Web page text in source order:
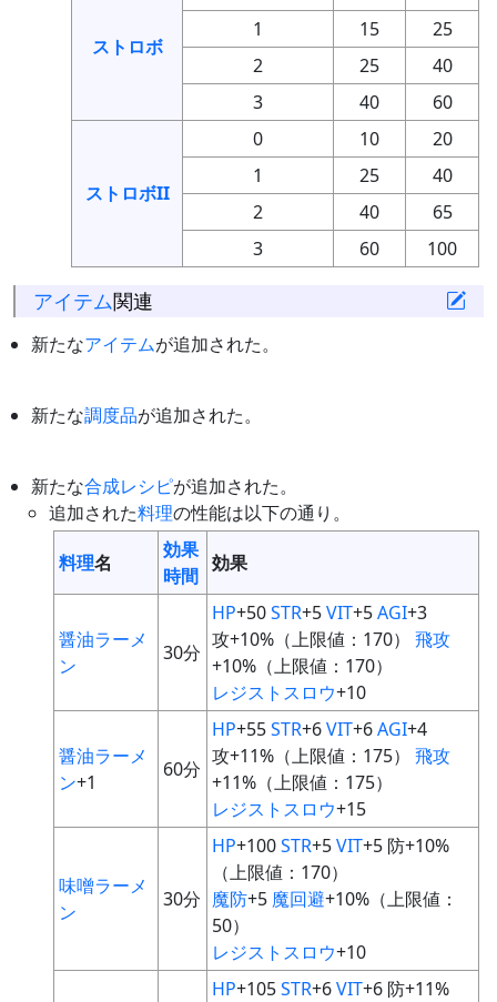
ストロボ
1
15
25
2
25
40
3
40 60
ストロボII
0 10
20
1
25
40
2
40
65
3
60 100
アイテム関連
新たなアイテムが追加された。
新たな調度品が追加された。
新たな合成レシピが追加された。
追加された料理の性能は以下の通り。
料理名
効果
時間
効果
醤油ラーメ
ン
30分
HP+50STR+5VIT+5AGI+3
攻+10%（上限値：170） 飛攻
+10%（上限値：170）
レジストスロウ+10
醤油ラーメ
ン+1
60分
HP+55STR+6VIT+6AGI+4
攻+11%（上限値：175） 飛攻
+11%（上限値：175）
レジストスロウ+15
味噌ラーメ
ン
30分
HP+100STR+5VIT+5 防+10%
（上限値：170）
魔防+5 魔回避+10%（上限値：
50）
レジストスロウ+10
HP+105STR+6VIT+6 防+11%